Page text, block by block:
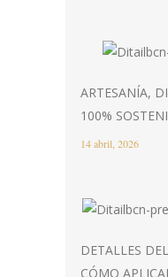
ARTESANÍA,
100%
14 abril, 2026
DETALLES
CÓMO